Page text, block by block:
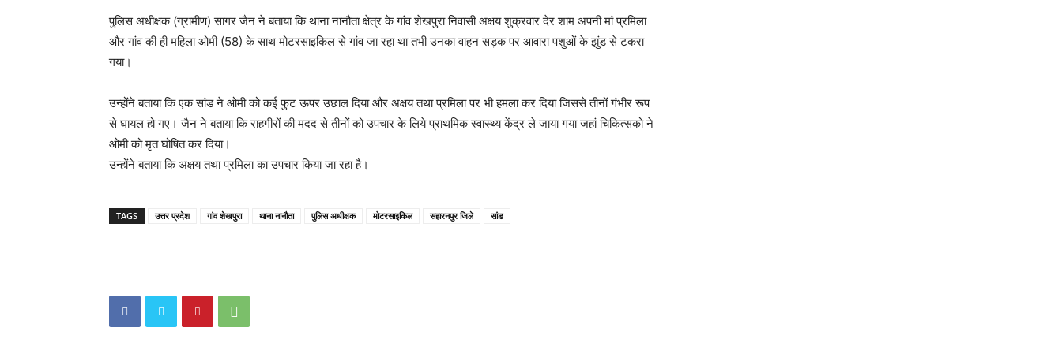
पुलिस अधीक्षक (ग्रामीण) सागर जैन ने बताया कि थाना नानौता क्षेत्र के गांव शेखपुरा निवासी अक्षय शुक्रवार देर शाम अपनी मां प्रमिला
और गांव की ही महिला ओमी (58) के साथ मोटरसाइकिल से गांव जा रहा था तभी उनका वाहन सड़क पर आवारा पशुओं के झुंड से टकरा
गया।
उन्होंने बताया कि एक सांड ने ओमी को कई फुट ऊपर उछाल दिया और अक्षय तथा प्रमिला पर भी हमला कर दिया जिससे तीनों गंभीर रूप
से घायल हो गए। जैन ने बताया कि राहगीरों की मदद से तीनों को उपचार के लिये प्राथमिक स्वास्थ्य केंद्र ले जाया गया जहां चिकित्सको ने
ओमी को मृत घोषित कर दिया।
उन्होंने बताया कि अक्षय तथा प्रमिला का उपचार किया जा रहा है।
TAGS उत्तर प्रदेश गांव शेखपुरा थाना नानौता पुलिस अधीक्षक मोटरसाइकिल सहारनपुर जिले सांड